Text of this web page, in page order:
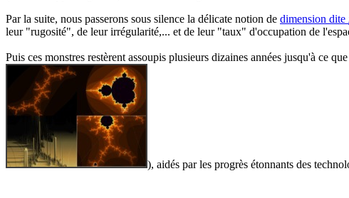
Par la suite, nous passerons sous silence la délicate notion de dimension dite
leur "rugosité", de leur irrégularité,... et de leur "taux" d'occupation de
Puis ces monstres restèrent assoupis plusieurs dizaines années jusqu'à ce
), aidés par les progrès étonnants des